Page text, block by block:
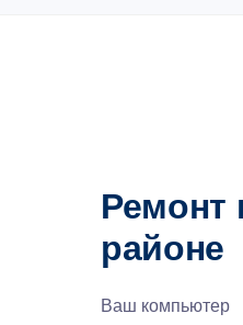
Ремонт
районе
Ваш компьютер